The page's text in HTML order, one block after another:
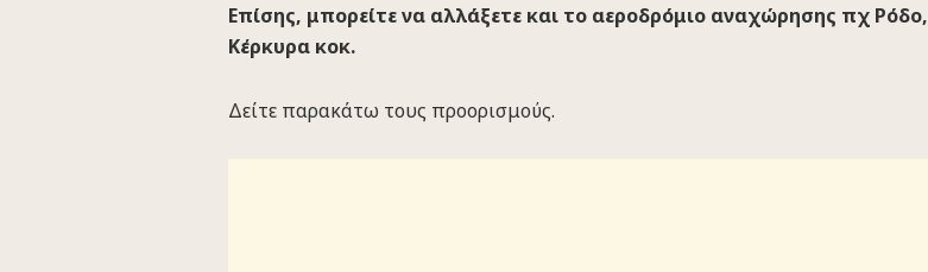
Επίσης, μπορείτε να αλλάξετε και το αεροδρόμιο αναχώρησης πχ Ρόδο,
Κέρκυρα κοκ.
Δείτε παρακάτω τους προορισμούς.